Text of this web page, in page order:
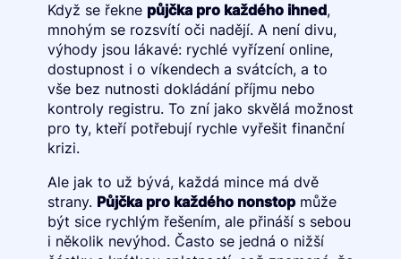
Když se řekne půjčka pro každého ihned,
mnohým se rozsvítí oči nadějí. A není divu,
výhody jsou lákavé: rychlé vyřízení online,
dostupnost i o víkendech a svátcích, a to
vše bez nutnosti dokládání příjmu nebo
kontroly registru. To zní jako skvělá možnost
pro ty, kteří potřebují rychle vyřešit finanční
krizi.
Ale jak to už bývá, každá mince má dvě
strany. Půjčka pro každého nonstopmůže
být sice rychlým řešením, ale přináší s sebou
i několik nevýhod. Často se jedná o nižší